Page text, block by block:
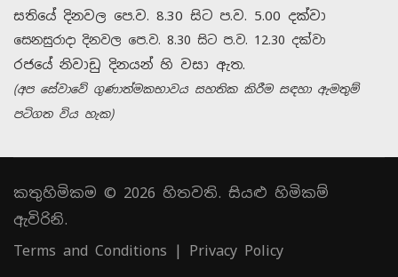
සතියේ දිනවල පෙ.ව. 8.30 සිට ප.ව. 5.00 දක්වා
සෙනසුරාදා දිනවල පෙ.ව. 8.30 සිට ප.ව. 12.30 දක්වා
රජයේ නිවාඩු දිනයන් හි වසා ඇත.
(අප සේවාවේ ගුණාත්මකභාවය සහතික කිරීම සඳහා ඇමතුම්
පටිගත විය හැක)
කතුහිමිකම © 2026 හිතවති. සියළු හිමිකම්
ඇවිරිනි.
Terms and Conditions | Privacy Policy